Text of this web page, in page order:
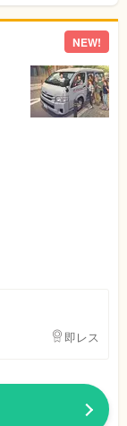
NEW!
即レス